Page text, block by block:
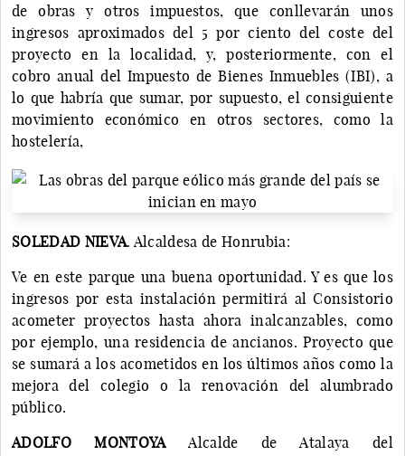
de obras y otros impuestos, que conllevarán unos
ingresos aproximados del 5 por ciento del coste del
proyecto en la localidad, y, posteriormente, con el
cobro anual del Impuesto de Bienes Inmuebles (IBI), a
lo que habría que sumar, por supuesto, el consiguiente
movimiento económico en otros sectores, como la
hostelería,
SOLEDAD NIEVA. Alcaldesa de Honrubia:
Ve en este parque una buena oportunidad. Y es que los
ingresos por esta instalación permitirá al Consistorio
acometer proyectos hasta ahora inalcanzables, como
por ejemplo, una residencia de ancianos. Proyecto que
se sumará a los acometidos en los últimos años como la
mejora del colegio o la renovación del alumbrado
público.
ADOLFO MONTOYAAlcalde de Atalaya del